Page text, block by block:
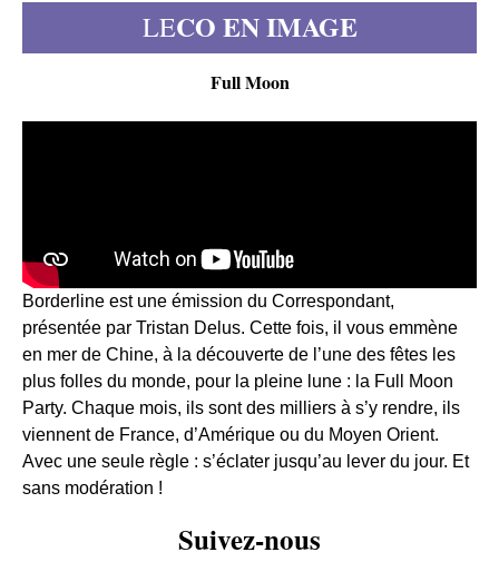
LECO EN IMAGE
Full Moon
Borderline est une émission du Correspondant,
présentée par Tristan Delus. Cette fois, il vous emmène
en mer de Chine, à la découverte de l’une des fêtes les
plus folles du monde, pour la pleine lune : la Full Moon
Party. Chaque mois, ils sont des milliers à s’y rendre, ils
viennent de France, d’Amérique ou du Moyen Orient.
Avec une seule règle : s’éclater jusqu’au lever du jour. Et
sans modération !
Suivez-nous